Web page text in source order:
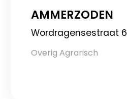
AMMERZODEN
Wordragensestraat 6
Overig Agrarisch